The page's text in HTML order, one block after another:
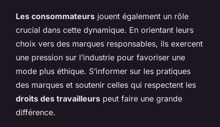
Les consommateurs jouent également un rôle
crucial dans cette dynamique. En orientant leurs
choix vers des marques responsables, ils exercent
une pression sur l’industrie pour favoriser une
mode plus éthique. S’informer sur les pratiques
des marques et soutenir celles qui respectent les
droits des travailleurs peut faire une grande
différence.